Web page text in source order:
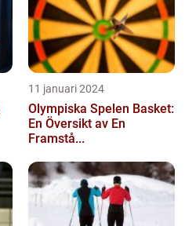
11 januari 2024
Olympiska Spelen Basket:
En Översikt av En
Framstå...